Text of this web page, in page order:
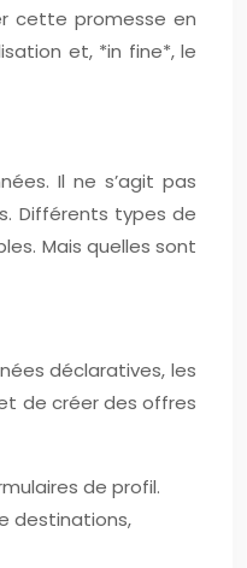
cette promesse en
et, *in fine*, le
Il ne s’agit pas
Différents types de
Mais quelles sont
déclaratives, les
de créer des offres
de profil.
destinations,